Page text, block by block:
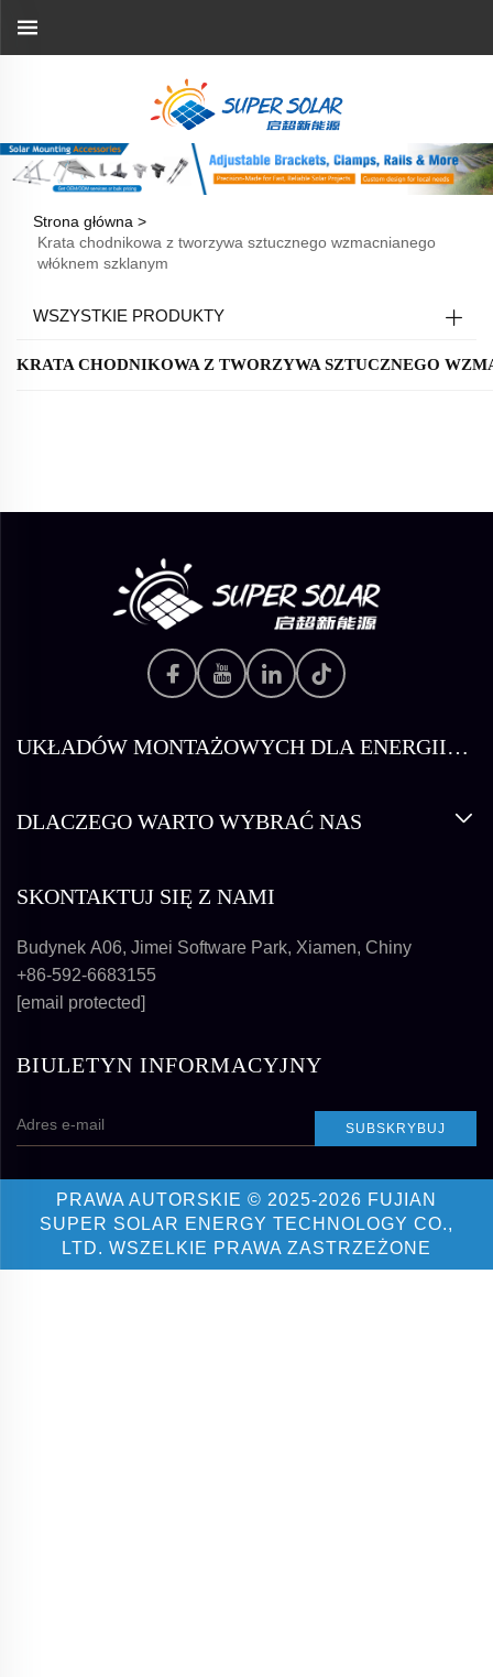
Strona główna >
Krata chodnikowa z tworzywa sztucznego wzmacnianego
włóknem szklanym
WSZYSTKIE PRODUKTY
KRATA CHODNIKOWA Z TWORZYWA SZTUCZNEGO
UKŁADÓW MONTAŻOWYCH DLA ENERGII
DLACZEGO WARTO WYBRAĆ NAS
SKONTAKTUJ SIĘ Z NAMI
Budynek A06, Jimei Software Park, Xiamen, Chiny
+86-592-6683155
[email protected]
BIULETYN INFORMACYJNY
SUBSKRYBUJ
PRAWA AUTORSKIE © 2025-2026 FUJIAN
SUPER SOLAR ENERGY TECHNOLOGY CO.,
LTD. WSZELKIE PRAWA ZASTRZEŻONE